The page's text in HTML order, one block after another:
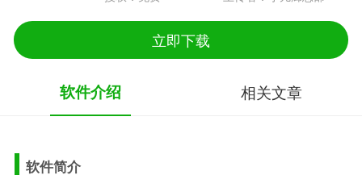
立即下载
软件介绍 相关文章
软件简介